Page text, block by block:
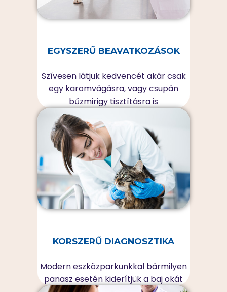
EGYSZERŰ BEAVATKOZÁSOK
Szívesen látjuk kedvencét akár csak
egy karomvágásra, vagy csupán
bűzmirigy tisztításra is
KORSZERŰ DIAGNOSZTIKA
Modern eszközparkunkkal bármilyen
panasz esetén kiderítjük a baj okát